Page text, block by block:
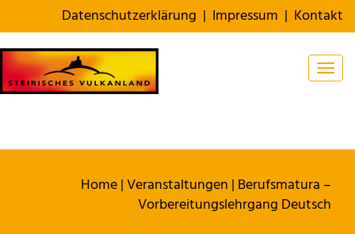
Datenschutzerklärung | Impressum | Kontakt
Home|Veranstaltungen | Berufsmatura –
Vorbereitungslehrgang Deutsch